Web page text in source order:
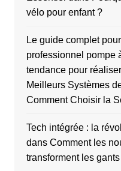
vélo pour enfant ?
Le guide complet
professionnel pompe
tendance pour
Meilleurs Systèmes
Comment Choisir la
Tech intégrée : la
dans Comment les
transforment les